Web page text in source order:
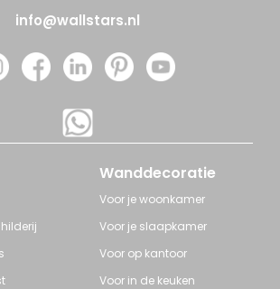
info@wallstars.nl
Wanddecoratie
Voor je woonkamer
Voor je slaapkamer
Voor op kantoor
Voor in de keuken